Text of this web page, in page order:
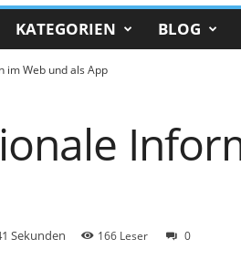
KATEGORIEN BLOG
Web und als App
Sekunden 166 Leser 0